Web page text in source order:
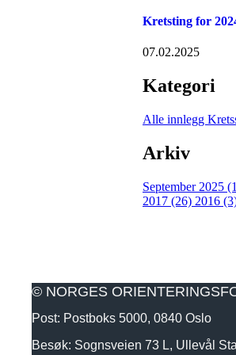
Kretsting for
07.02.2025
Kategori
Alle innlegg
Arkiv
September 2025
2017 (26) 2016
© NORGES
Post: Postboks 5000, 0840 Oslo
Besøk: Sognsveien 73 L, Ullevål